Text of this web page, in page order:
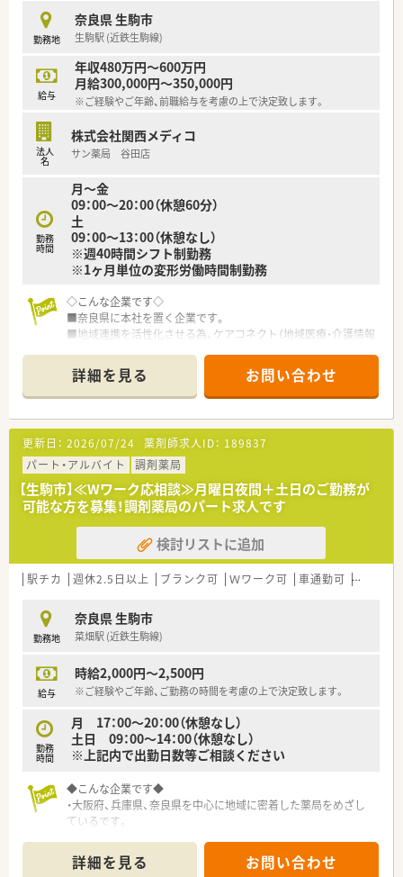
勤務地
奈良県 生駒市
生駒駅 (近鉄生駒線)
給与
年収480万円～600万円
月給300,000円～350,000円
※ご経験やご年齢、前職給与を考慮の上で決定致します。
法人
名
株式会社関西メディコ
サン薬局 谷田店
勤務
時間
月～金
09：00～20：00（休憩60分）
土
09：00～13：00（休憩なし）
※週40時間シフト制勤務
※1ヶ月単位の変形労働時間制勤務
◇こんな企業です◇
■奈良県に本社を置く企業です。
■地域連携を活性化させる為、ケアコネクト（地域医療・介護情報
■ボトムアップを大切にする会社です。在宅推進チームや学会
発表チーム、マニュアルチームなど手上げ式で有志を募り、やり
たい仕事をしてもらいながら社内を活気付けたいという考えで
す。
■ライフワークバランスも重視されており、有休取得率100％、
育休取得・復帰率100％、平均残業時間7ｈ/月、離職率5％など従
業員満足度は非常に高いです。
■ボトムアップ・地域連携・ライフワークバランスを実現してい
る結果、「優良企業ガイド 2018」にて奈良県1位を獲得！
詳細を見る お問い合わせ
更新日： 2026/07/24 薬剤師求人ID： 189837
パート・アルバイト
調剤薬局
【生駒市】≪Wワーク応相談≫月曜日夜間＋土日のご勤務が
可能な方を募集！調剤薬局のパート求人です
検討リストに追加
駅チカ 週休2.5日以上 ブランク可 Ｗワーク可 車通勤可 積雪なし
勤務地
奈良県 生駒市
菜畑駅 (近鉄生駒線)
給与
時給2,000円～2,500円
※ご経験やご年齢、ご勤務の時間を考慮の上で決定致します。
勤務
時間
月 17：00～20：00（休憩なし）
土日 09：00～14：00（休憩なし）
※上記内で出勤日数等ご相談ください
◆こんな企業です◆
・大阪府、兵庫県、奈良県を中心に地域に密着した薬局をめざし
ているです。
です。
詳細を見る お問い合わせ